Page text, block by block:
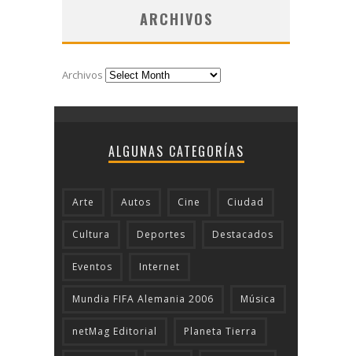
ARCHIVOS
Archivos
ALGUNAS CATEGORÍAS
Arte Autos Cine Ciudad
Cultura Deportes Destacados
Eventos Internet
Mundia FIFA Alemania 2006 Música
netMag Editorial Planeta Tierra